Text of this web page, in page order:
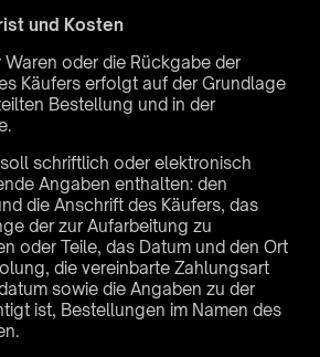
und Kosten
Waren oder die Rückgabe der
Käufers erfolgt auf der Grundlage
Bestellung und in der
schriftlich oder elektronisch
Angaben enthalten: den
die Anschrift des Käufers, das
der zur Aufarbeitung zu
oder Teile, das Datum und den Ort
die vereinbarte Zahlungsart
sowie die Angaben zu der
ist, Bestellungen im Namen des